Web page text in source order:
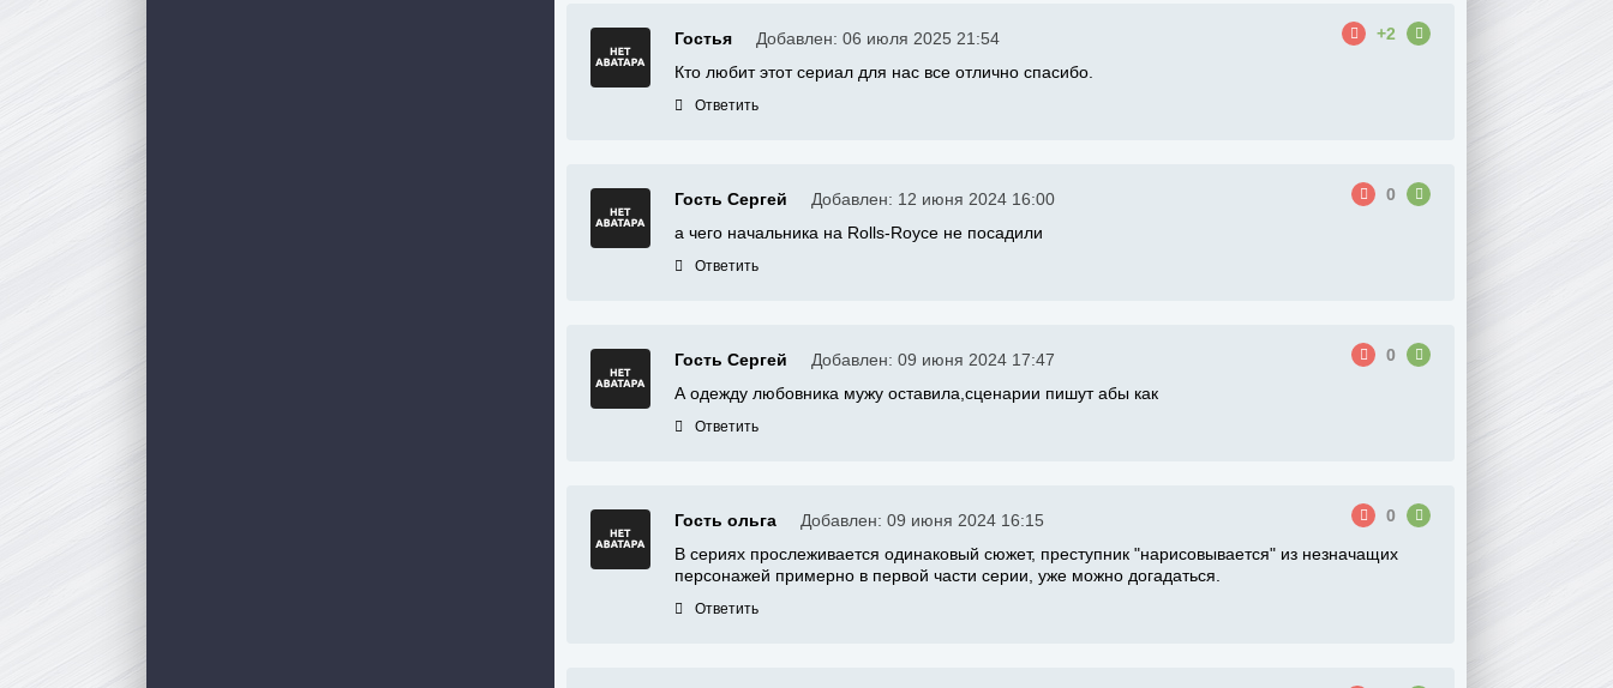
Гостья Добавлен: 06 июля 2025 21:54
+2
Кто любит этот сериал для нас все отлично спасибо.
Ответить
Гость Сергей Добавлен: 12 июня 2024 16:00
0
а чего начальника на Rolls-Royce не посадили
Ответить
Гость Сергей Добавлен: 09 июня 2024 17:47
0
А одежду любовника мужу оставила,сценарии пишут абы как
Ответить
Гость ольга Добавлен: 09 июня 2024 16:15
0
В сериях прослеживается одинаковый сюжет, преступник "нарисовывается" из незначащих
персонажей примерно в первой части серии, уже можно догадаться.
Ответить